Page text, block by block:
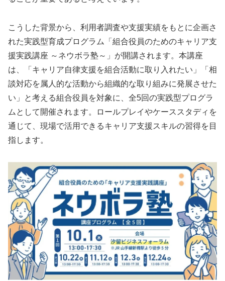
こうした背景から、利用者調査や支援実績をもとに企画さ
れた実践型育成プログラム「組合役員のためのキャリア支
援実践講座 ～ネウボラ塾～」が開講されます。本講座
は、「キャリア自律支援を組合活動に取り入れたい」「相
談対応を属人的な活動から組織的な取り組みに発展させた
い」と考える組合役員を対象に、全5回の実践型プログラ
ムとして開催されます。ロールプレイやケーススタディを
通じて、現場で活用できるキャリア支援スキルの習得を目
指します。